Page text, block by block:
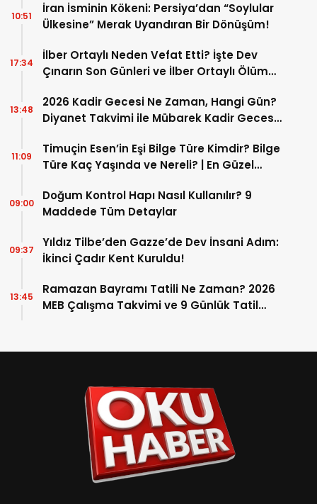
İran İsminin Kökeni: Persiya’dan “Soylular
Ülkesine” Merak Uyandıran Bir Dönüşüm!
10:51
İlber Ortaylı Neden Vefat Etti? İşte Dev
Çınarın Son Günleri ve İlber Ortaylı Ölüm
17:34
2026 Kadir Gecesi Ne Zaman, Hangi Gün?
Diyanet Takvimi ile Mübarek Kadir Gecesi
13:48
Timuçin Esen’in Eşi Bilge Türe Kimdir? Bilge
Türe Kaç Yaşında ve Nereli? | En Güzel
11:09
Doğum Kontrol Hapı Nasıl Kullanılır? 9
Maddede Tüm Detaylar
09:00
Yıldız Tilbe’den Gazze’de Dev İnsani Adım:
İkinci Çadır Kent Kuruldu!
09:37
Ramazan Bayramı Tatili Ne Zaman? 2026
MEB Çalışma Takvimi ve 9 Günlük Tatil
13:45